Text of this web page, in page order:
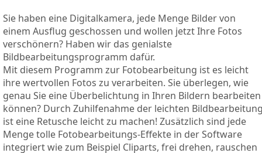
Sie haben eine Digitalkamera, jede Menge Bilder von
einem Ausflug geschossen und wollen jetzt Ihre Fotos
verschönern? Haben wir das genialste
Bildbearbeitungsprogramm dafür.
Mit diesem Programm zur Fotobearbeitung ist es leicht
ihre wertvollen Fotos zu verarbeiten. Sie überlegen, wie
genau Sie eine Überbelichtung in Ihren Bildern bearbeiten
können? Durch Zuhilfenahme der leichten
ist eine Retusche leicht zu machen! Zusätzlich sind jede
Menge tolle Fotobearbeitungs-Effekte in der Software
integriert wie zum Beispiel Cliparts, frei drehen, rauschen